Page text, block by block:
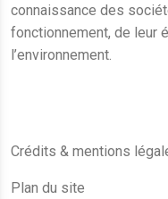
connaissance des
fonctionnement, de leur
l’environnement.
Crédits & mentions
Plan du site